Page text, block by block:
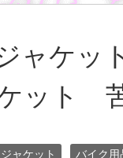
ャケッ
ット
ジャケット バイク用